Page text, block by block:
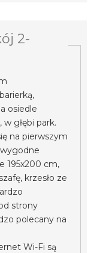
2-
osiedle
głębi park.
na pierwszym
195x200 cm,
krzesło ze
strony
polecany na
Wi-Fi są